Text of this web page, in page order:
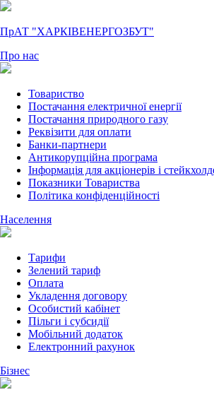
ПрАТ "ХАРКІВЕНЕРГОЗБУТ"
Про нас
Товариство
Постачання електричної енергії
Постачання природного газу
Реквізити для оплати
Банки-партнери
Антикорупційна програма
Інформація для акціонерів і
Показники Товариства
Політика конфіденційності
Населення
Тарифи
Зелений тариф
Оплата
Укладення договору
Особистий кабінет
Пільги і субсидії
Мобільний додаток
Електронний рахунок
Бізнес